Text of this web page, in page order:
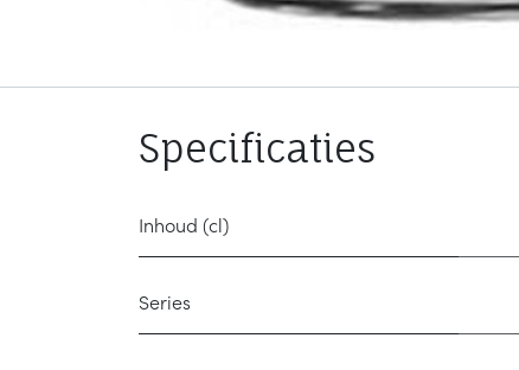
Specificaties
Inhoud (cl)
Series